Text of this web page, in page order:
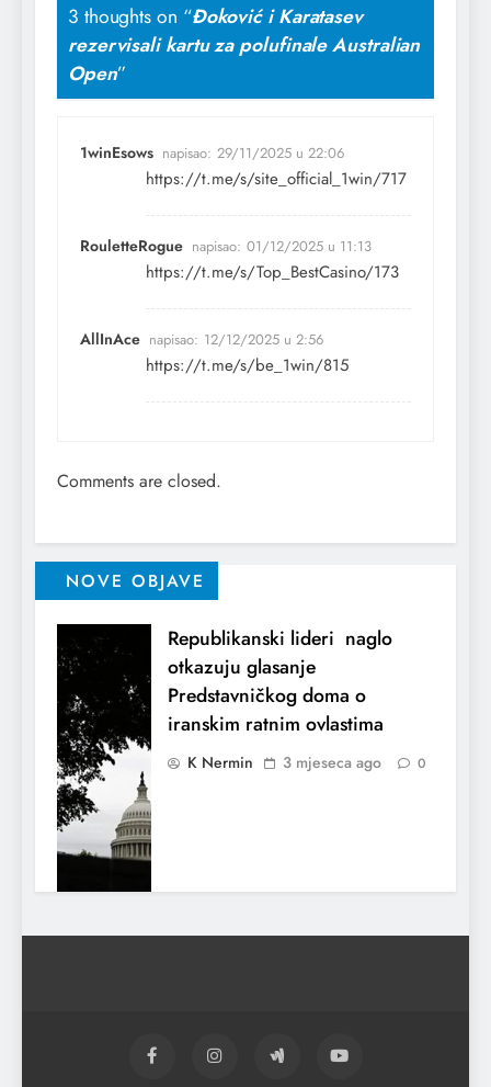
3 thoughts on “Đoković i Karatasev
rezervisali kartu za polufinale Australian
Open”
1winEsows napisao: 29/11/2025 u 22:06
https://t.me/s/site_official_1win/717
RouletteRogue napisao: 01/12/2025 u 11:13
https://t.me/s/Top_BestCasino/173
AllInAce napisao: 12/12/2025 u 2:56
https://t.me/s/be_1win/815
Comments are closed.
NOVE OBJAVE
Republikanski lideri naglo
otkazuju glasanje
Predstavničkog doma o
iranskim ratnim ovlastima
K Nermin 3 mjeseca ago 0
El Nino utiče na živote stotina miliona